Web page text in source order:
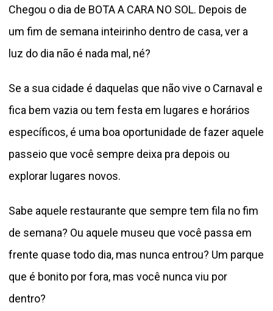
Chegou o dia de BOTA A CARA NO SOL. Depois de
um fim de semana inteirinho dentro de casa, ver a
luz do dia não é nada mal, né?
Se a sua cidade é daquelas que não vive o Carnaval e
fica bem vazia ou tem festa em lugares e horários
específicos, é uma boa oportunidade de fazer aquele
passeio que você sempre deixa pra depois ou
explorar lugares novos.
Sabe aquele restaurante que sempre tem fila no fim
de semana? Ou aquele museu que você passa em
frente quase todo dia, mas nunca entrou? Um parque
que é bonito por fora, mas você nunca viu por
dentro?